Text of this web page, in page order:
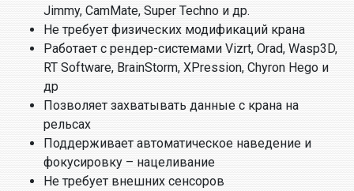
Jimmy, CamMate, Super Techno и др.
Не требует физических модификаций крана
Работает с рендер-системами Vizrt, Orad, Wasp3D,
RT Software, BrainStorm, XPression, Chyron Hego и
др
Позволяет захватывать данные с крана на
рельсах
Поддерживает автоматическое наведение и
фокусировку – нацеливание
Не требует внешних сенсоров